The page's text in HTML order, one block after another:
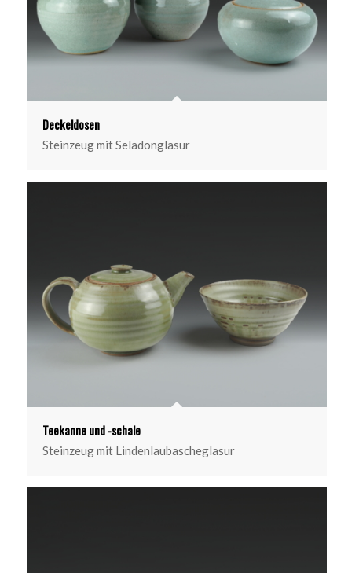
Deckeldosen
Steinzeug mit Seladonglasur
Teekanne und -schale
Steinzeug mit Lindenlaubascheglasur